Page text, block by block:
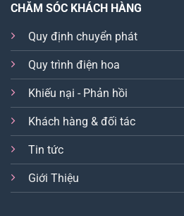
CHĂM SÓC KHÁCH HÀNG
Quy định chuyển phát
Quy trình điện hoa
Khiếu nại - Phản hồi
Khách hàng & đối tác
Tin tức
Giới Thiệu